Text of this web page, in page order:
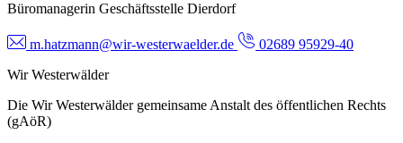
Büromanagerin Geschäftsstelle Dierdorf
m.hatzmann@wir-westerwaelder.de
02689 95929-40
Wir Westerwälder
Die Wir Westerwälder gemeinsame Anstalt des öffentlichen Rechts
(gAöR)